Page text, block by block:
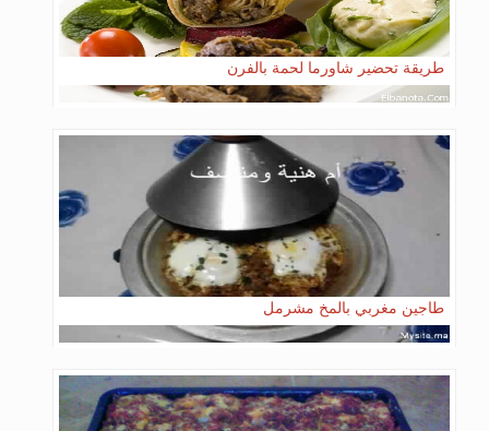
طريقة تحضير شاورما لحمة بالفرن
طاجين مغربي بالمخ مشرمل